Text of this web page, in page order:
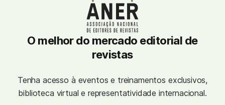
O melhor do mercado editorial de
revistas
Tenha acesso à eventos e treinamentos exclusivos,
biblioteca virtual e representatividade internacional.